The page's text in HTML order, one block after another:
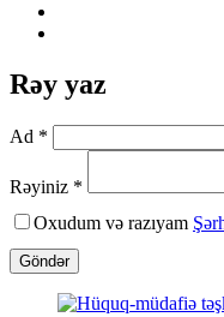
Rəy yaz
Ad *
Rəyiniz *
Oxudum və razıyam
Göndər